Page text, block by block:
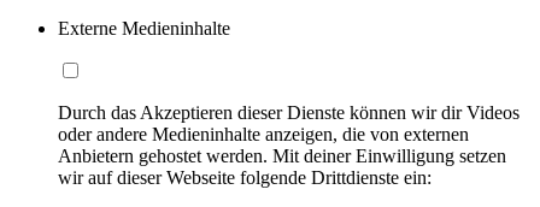
Externe Medieninhalte
Durch das Akzeptieren dieser Dienste können wir dir Videos
oder andere Medieninhalte anzeigen, die von externen
Anbietern gehostet werden. Mit deiner Einwilligung setzen
wir auf dieser Webseite folgende Drittdienste ein: